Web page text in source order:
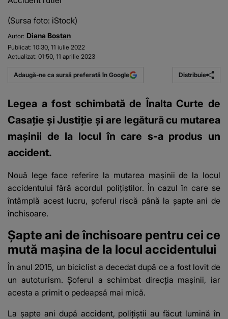
(Sursa foto: iStock)
Autor: Diana Bostan
Publicat: 10:30, 11 iulie 2022
Actualizat: 01:50, 11 aprilie 2023
Adaugă-ne ca sursă preferată în Google Distribuie
Legea a fost schimbată de Înalta Curte de
Casație și Justiție și are legătură cu mutarea
mașinii de la locul în care s-a produs un
accident.
Nouă lege face referire la mutarea mașinii de la locul
accidentului fără acordul polițiștilor. În cazul în care se
întâmplă acest lucru, șoferul riscă până la șapte ani de
închisoare.
Șapte ani de închisoare pentru cei ce
mută mașina de la locul accidentului
În anul 2015, un biciclist a decedat după ce a fost lovit de
un autoturism. Șoferul a schimbat direcția mașinii, iar
acesta a primit o pedeapsă mai mică.
La șapte ani după accident, polițiștii au făcut lumină în